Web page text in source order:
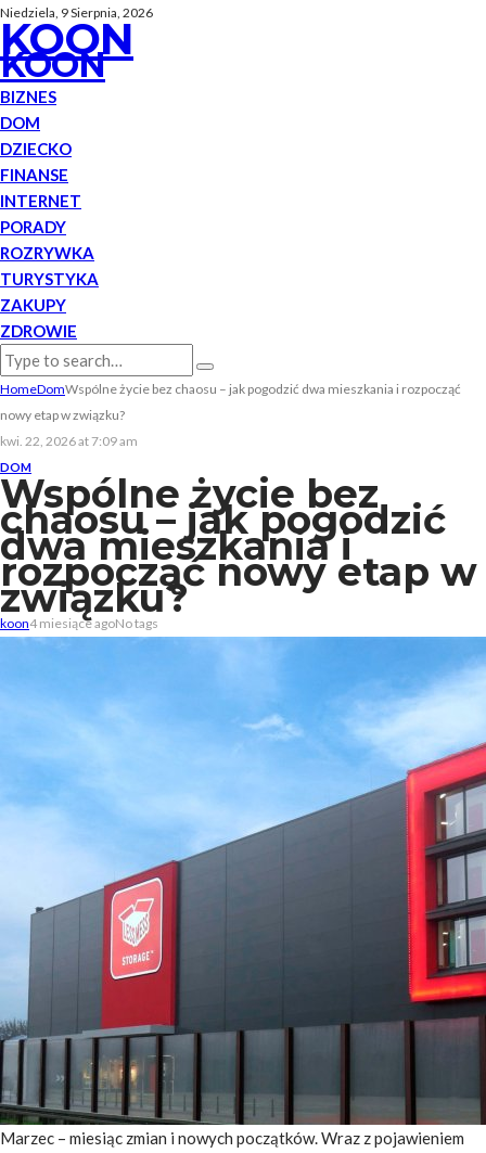
Niedziela, 9 Sierpnia, 2026
KOON
KOON
BIZNES
DOM
DZIECKO
FINANSE
INTERNET
PORADY
ROZRYWKA
TURYSTYKA
ZAKUPY
ZDROWIE
HomeDomWspólne życie bez chaosu – jak pogodzić dwa mieszkania i rozpocząć
nowy etap w związku?
kwi. 22, 2026 at 7:09 am
DOM
Wspólne życie bez
chaosu – jak pogodzić
dwa mieszkania i
rozpocząć nowy etap w
związku?
koon4 miesiące agoNo tags
Marzec – miesiąc zmian i nowych początków. Wraz z pojawieniem